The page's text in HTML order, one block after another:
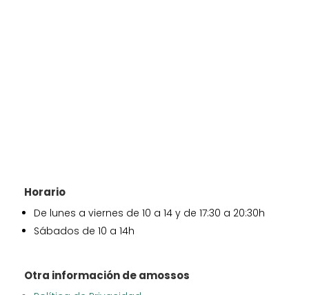
Horario
De lunes a viernes de 10 a 14 y de 17:30 a 20:30h
Sábados de 10 a 14h
Otra información de amossos